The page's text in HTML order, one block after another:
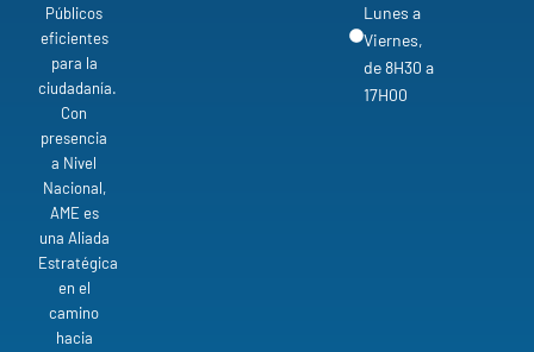
Públicos
eficientes
para la
ciudadanía.
Con
presencia
a Nivel
Nacional,
AME es
una Aliada
Estratégica
en el
camino
hacia
Lunes a
Viernes,
de 8H30 a
17H00